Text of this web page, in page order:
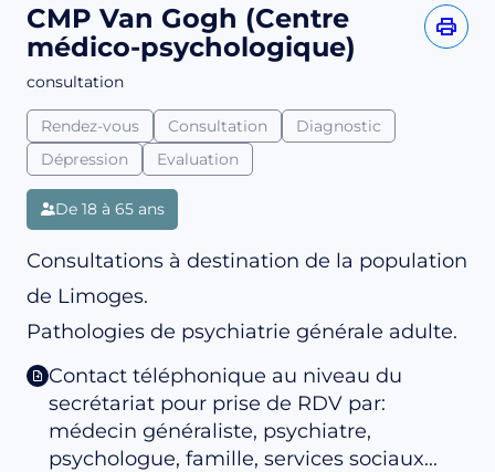
CMP Van Gogh (Centre
médico-psychologique)
consultation
Rendez-vous Consultation
Diagnostic
Dépression
Evaluation
De 18 à 65 ans
Consultations à destination de la population
de Limoges.
Pathologies de psychiatrie générale adulte.
Contact téléphonique au niveau du
secrétariat pour prise de RDV par:
médecin généraliste, psychiatre,
psychologue, famille, services sociaux...